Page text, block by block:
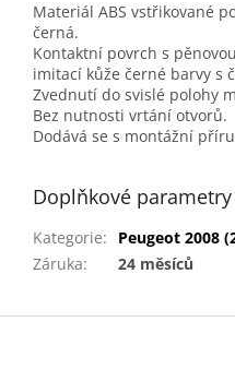
Materiál ABS vstřikované
černá.
Kontaktní povrch s
imitací kůže černé barvy s
Zvednutí do svislé polohy
Bez nutnosti vrtání otvorů.
Dodává se s montážní
Doplňkové parametry
Kategorie:
Peugeot 2008
Záruka: 24 měsíců
Z